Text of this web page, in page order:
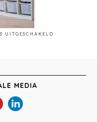
UITGESCHAKELD
MEDIA